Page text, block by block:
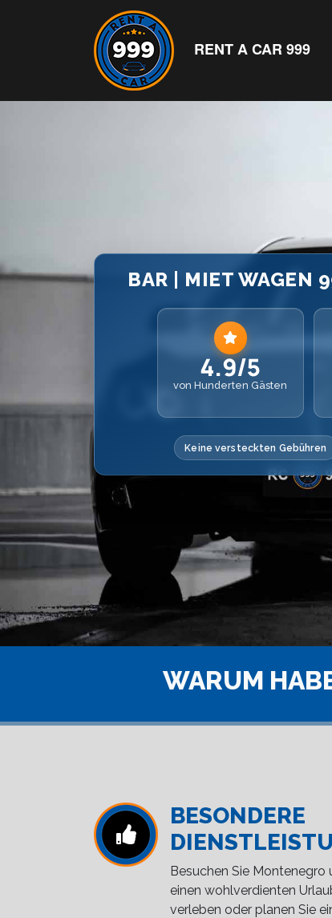
RENT A CAR 999
BAR | MIET WAGEN
4.9/5
von Hunderten Gästen
Keine versteckten Gebühren
WARUM
BESONDERE
Besuchen Sie Montenegro
einen wohlverdienten
verleben oder planen Sie